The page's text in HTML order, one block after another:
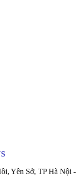
Yên Sở, TP Hà Nội -